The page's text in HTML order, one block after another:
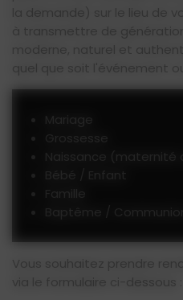
à transmettre de
moderne, naturel et
quel que soit l'événement
Mariage
Grossesse
Naissance (maternité
Baptême / Communion
Vous souhaitez prendre